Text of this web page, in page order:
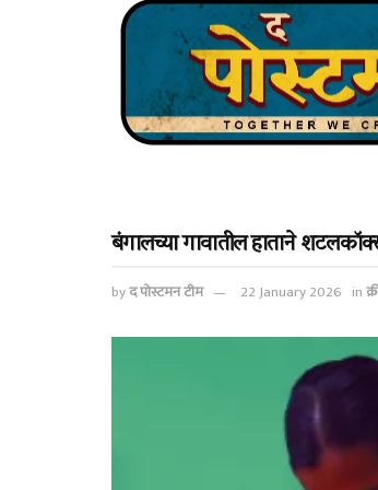
बंगालच्या गावातील हाताने
byद पोस्टमन टीम 22 January 2026 in